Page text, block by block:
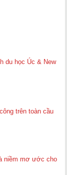
du học Úc & New
trên toàn cầu
niềm mơ ước cho